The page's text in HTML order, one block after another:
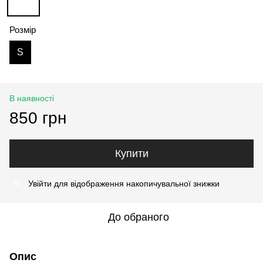
Розмір
S
В наявності
850 грн
Купити
Увійти для відображення накопичувальної знижки
До обраного
Опис